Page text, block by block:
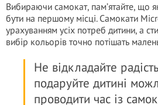
Вибираючи самокат, пам’ятайте, що
бути на першому місці. Самокати
урахуванням усіх потреб дитини, а
вибір кольорів точно потішать
Не відкладайте
подаруйте дитині
проводити час із